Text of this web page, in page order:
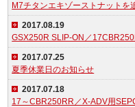
M7チタンエキゾーストナットを
2017.08.19
GSX250R SLIP-ON／
2017.07.25
夏季休業日のお知らせ
2017.07.18
17～CBR250RR／X-ADV用